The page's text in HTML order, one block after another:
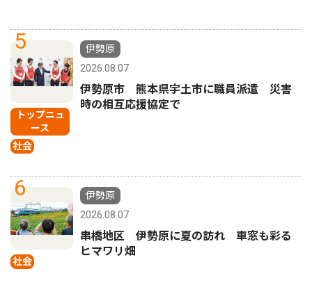
5
トップニュ
ース
社会
伊勢原
2026.08.07
伊勢原市 熊本県宇土市に職員派遣 災害
時の相互応援協定で
6
社会
伊勢原
2026.08.07
串橋地区 伊勢原に夏の訪れ 車窓も彩る
ヒマワリ畑